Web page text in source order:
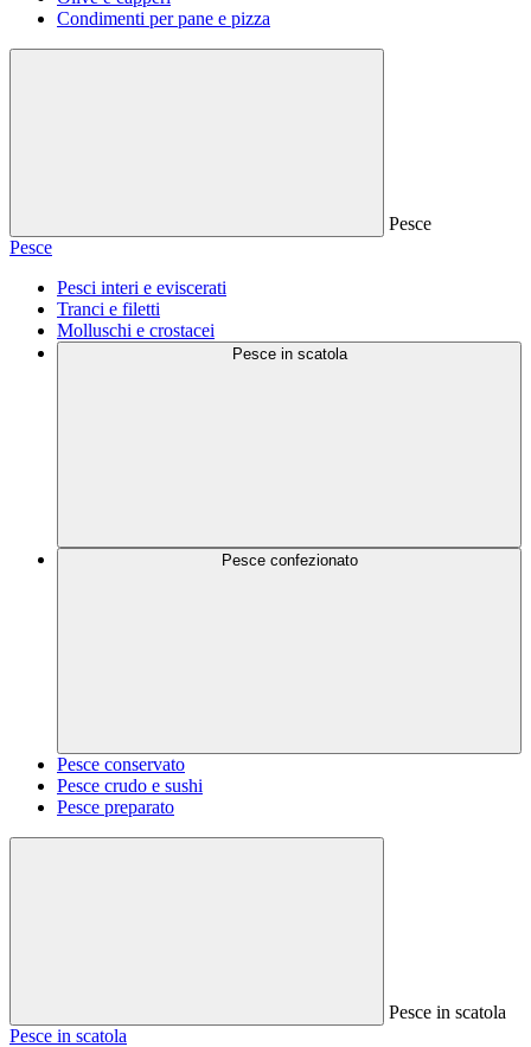
Condimenti per pane e pizza
Pesce
Pesce
Pesci interi e eviscerati
Tranci e filetti
Molluschi e crostacei
Pesce in scatola
Pesce confezionato
Pesce conservato
Pesce crudo e sushi
Pesce preparato
Pesce in scatola
Pesce in scatola